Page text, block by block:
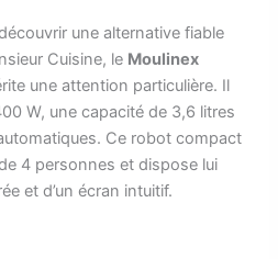
une alternative fiable
Cuisine, le Moulinex
une attention particulière. Il
W, une capacité de 3,6 litres
Ce robot compact
4 personnes et dispose lui
et d’un écran intuitif.